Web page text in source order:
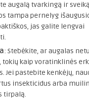
augalą tvarkingą ir
tampa pernelyg
jas galite lengvai
: Stebėkite, ar augalas
tokių kaip voratinklinės
Jei pastebite kenkėjų,
insekticidus arba
tirpalą.